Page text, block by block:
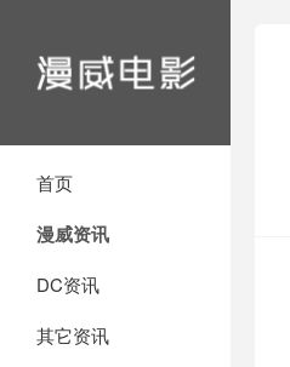
首页
漫威资讯
DC资讯
其它资讯